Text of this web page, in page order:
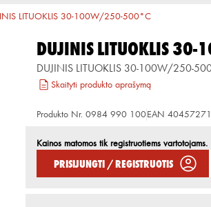
LITUOKLIS 30-100W/250-500°C
DUJINIS LITUOKLIS
DUJINIS LITUOKLIS 30-100W/250-
Skaityti produkto aprašymą
Produkto Nr. 0984 990 100 EAN
Kainos matomos tik registruotiems vartotojams.
Prisijungti / Registruotis